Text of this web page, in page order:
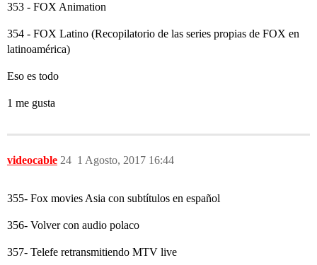
353 - FOX Animation
354 - FOX Latino (Recopilatorio de las series propias de FOX en
latinoamérica)
Eso es todo
1 me gusta
videocable 1 Agosto, 2017 16:44
24
355- Fox movies Asia con subtítulos en español
356- Volver con audio polaco
357- Telefe retransmitiendo MTV live